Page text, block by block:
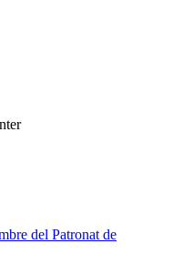
del Patronat de